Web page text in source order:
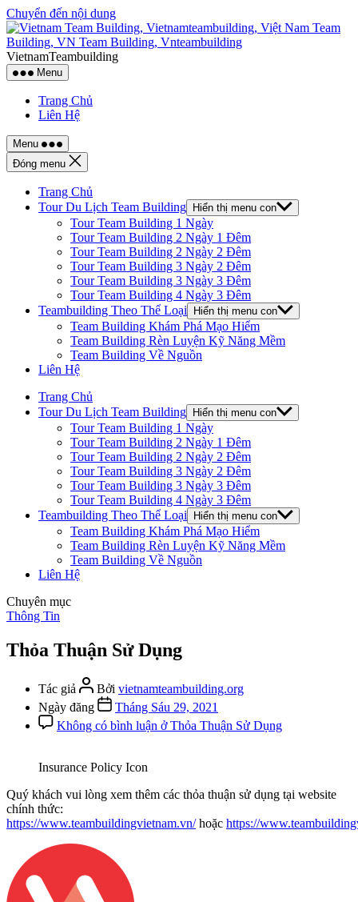
Chuyển đến nội dung
VietnamTeambuilding
Menu
Trang Chủ
Liên Hệ
Menu
Đóng menu
Trang Chủ
Tour Du Lịch Team Building
Hiển thị menu con
Tour Team Building 1 Ngày
Tour Team Building 2 Ngày 1 Đêm
Tour Team Building 2 Ngày 2 Đêm
Tour Team Building 3 Ngày 2 Đêm
Tour Team Building 3 Ngày 3 Đêm
Tour Team Building 4 Ngày 3 Đêm
Teambuilding Theo Thể Loại
Hiển thị menu con
Team Building Khám Phá Mạo Hiểm
Team Building Rèn Luyện Kỹ Năng Mềm
Team Building Về Nguồn
Liên Hệ
Trang Chủ
Tour Du Lịch Team Building
Hiển thị menu con
Tour Team Building 1 Ngày
Tour Team Building 2 Ngày 1 Đêm
Tour Team Building 2 Ngày 2 Đêm
Tour Team Building 3 Ngày 2 Đêm
Tour Team Building 3 Ngày 3 Đêm
Tour Team Building 4 Ngày 3 Đêm
Teambuilding Theo Thể Loại
Hiển thị menu con
Team Building Khám Phá Mạo Hiểm
Team Building Rèn Luyện Kỹ Năng Mềm
Team Building Về Nguồn
Liên Hệ
Chuyên mục
Thông Tin
Thỏa Thuận Sử Dụng
Tác giả Bởi vietnamteambuilding.org
Ngày đăng
Tháng Sáu 29, 2021
Không có bình luận ở Thỏa Thuận Sử Dụng
Insurance Policy Icon
Quý khách vui lòng xem thêm các thỏa thuận sử dụng tại website
chính thức:
https://www.teambuildingvietnam.vn/hoặc https://